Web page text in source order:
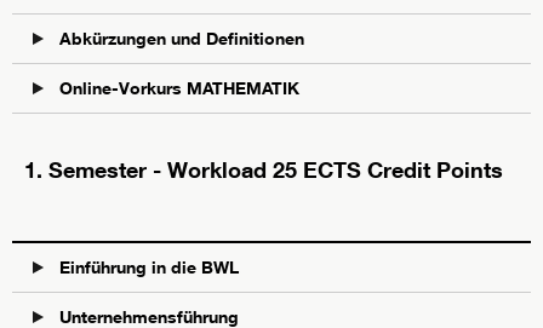
Abkürzungen und Definitionen
Online-Vorkurs MATHEMATIK
1. Semester - Workload 25 ECTS Credit Points
Einführung in die BWL
Unternehmensführung